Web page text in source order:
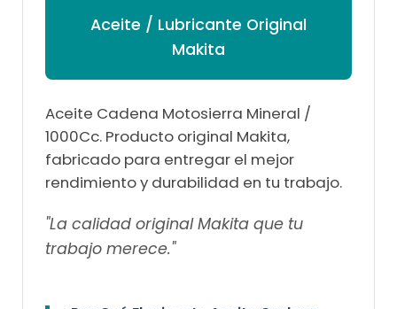
Aceite / Lubricante Original
Makita
Aceite Cadena Motosierra Mineral /
1000Cc. Producto original Makita,
fabricado para entregar el mejor
rendimiento y durabilidad en tu trabajo.
"La calidad original Makita que tu
trabajo merece."